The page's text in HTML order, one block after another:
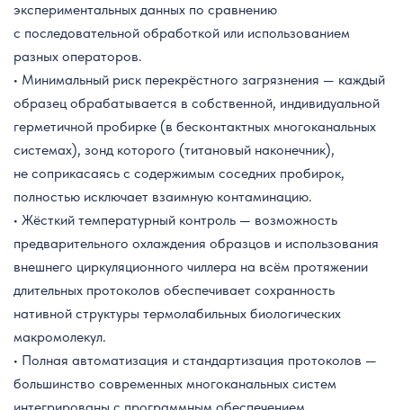
экспериментальных данных по сравнению
с последовательной обработкой или использованием
разных операторов.
• Минимальный риск перекрёстного загрязнения — каждый
образец обрабатывается в собственной, индивидуальной
герметичной пробирке (в бесконтактных многоканальных
системах), зонд которого (титановый наконечник),
не соприкасаясь с содержимым соседних пробирок,
полностью исключает взаимную контаминацию.
• Жёсткий температурный контроль — возможность
предварительного охлаждения образцов и использования
внешнего циркуляционного чиллера на всём протяжении
длительных протоколов обеспечивает сохранность
нативной структуры термолабильных биологических
макромолекул.
• Полная автоматизация и стандартизация протоколов —
большинство современных многоканальных систем